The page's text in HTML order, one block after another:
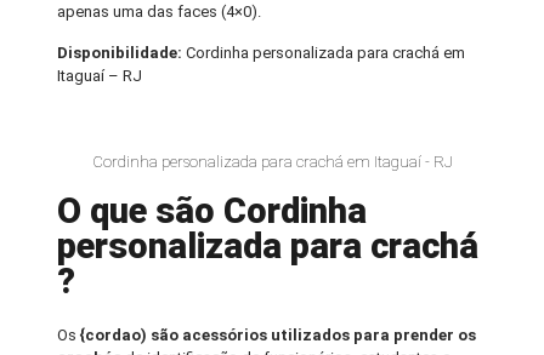
apenas uma das faces (4×0).
Disponibilidade:Cordinha personalizada para crachá em
Itaguaí – RJ
Cordinha personalizada para crachá em Itaguaí - RJ
O que são Cordinha
personalizada para crachá
?
Os {cordao) são acessórios utilizados para prender os